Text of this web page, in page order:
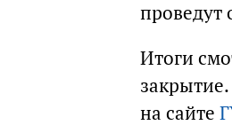
проведут
Итоги
на сайте